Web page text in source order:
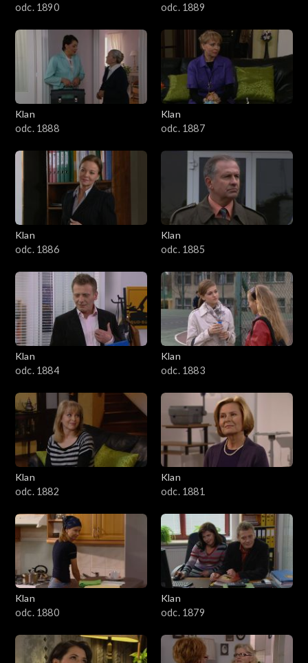
2501–2600
2401–2500
2301–2400
2201–2300
2101–2200
2001–2100
1901–2000
1801–1900
1701–1800
1601–1700
1501–1600
1401–1500
1301–1400
1201–1300
1101–1200
1001–1100
901–1000
801–900
odc. 1890
odc. 1889
Klan
odc. 1888
Klan
odc. 1887
Klan
odc. 1886
Klan
odc. 1885
Klan
odc. 1884
Klan
odc. 1883
Klan
odc. 1882
Klan
odc. 1881
Klan
odc. 1880
Klan
odc. 1879